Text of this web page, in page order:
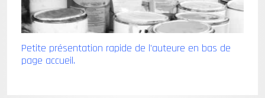
Petite présentation rapide de l'auteure en bas de
page accueil.